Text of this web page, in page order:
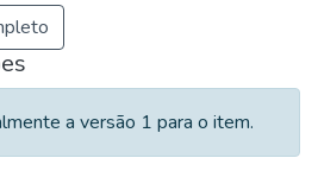
a versão 1 para o item.